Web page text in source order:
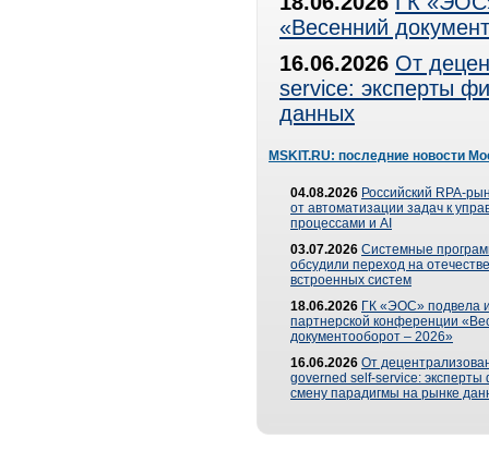
«Весенний
16.06.2026 От
service: эксперты
данных
MSKIT.RU: последние новости
04.08.2026 Российский RPA-
от автоматизации задач к
процессами и AI
03.07.2026 Системные
обсудили переход на
встроенных систем
18.06.2026 ГК «ЭОС» подвела
партнерской конференции
документооборот – 2026»
16.06.2026 От
governed self-service: эксперты
смену парадигмы на рынке